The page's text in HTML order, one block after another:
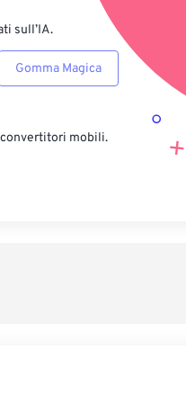
sull’IA.
Gomma Magica
mobili.